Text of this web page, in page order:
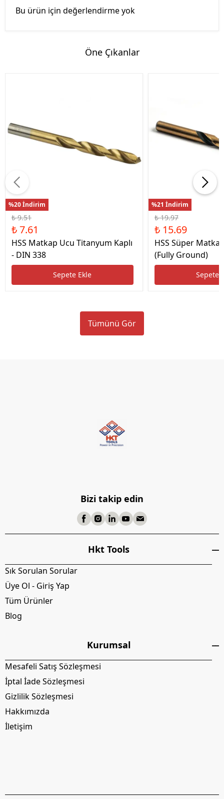
Bu ürün için değerlendirme yok
Öne Çıkanlar
%20 İndirim
₺ 9.51
₺ 7.61
HSS Matkap Ucu Titanyum Kaplı
- DIN 338
Sepete Ekle
%21 İndirim
₺ 19.97
₺ 15.69
HSS Süper
(Fully Ground)
Sepete
Tümünü Gör
Bizi takip edin
Hkt Tools
Sık Sorulan Sorular
Üye Ol - Giriş Yap
Tüm Ürünler
Blog
Kurumsal
Mesafeli Satış Sözleşmesi
İptal İade Sözleşmesi
Gizlilik Sözleşmesi
Hakkımızda
İletişim